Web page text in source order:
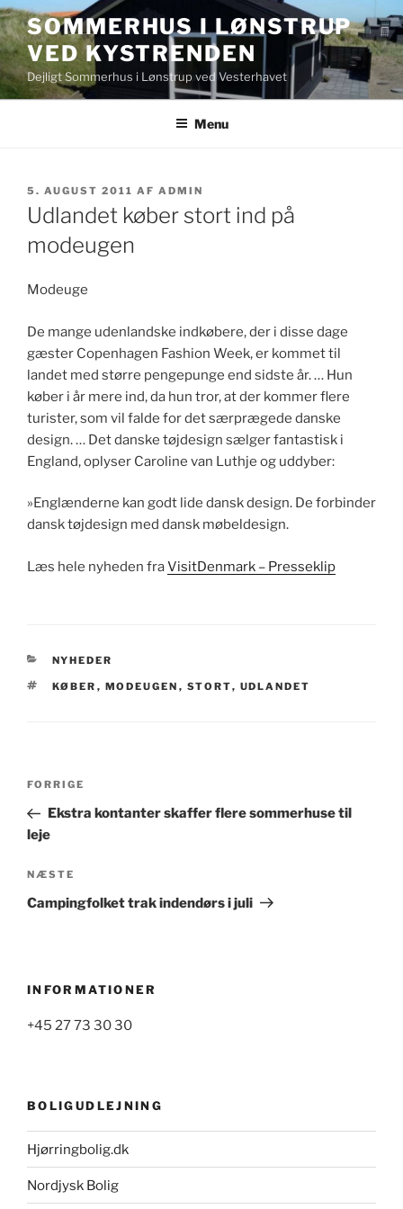
Videre
til
indhold
SOMMERHUS I LØNSTRUP
VED KYSTRENDEN
Dejligt Sommerhus i Lønstrup ved Vesterhavet
Menu
UDGIVET
DEN
5. AUGUST 2011 AF ADMIN
Udlandet køber stort ind på
modeugen
Modeuge
De mange udenlandske indkøbere, der i disse dage
gæster Copenhagen Fashion Week, er kommet til
landet med større pengepunge end sidste år. … Hun
køber i år mere ind, da hun tror, at der kommer flere
turister, som vil falde for det særprægede danske
design. … Det danske tøjdesign sælger fantastisk i
England, oplyser Caroline van Luthje og uddyber:
»Englænderne kan godt lide dansk design. De forbinder
dansk tøjdesign med dansk møbeldesign.
Læs hele nyheden fraVisitDenmark – Presseklip
KATEGORIER
NYHEDER
TAGS
KØBER , MODEUGEN , STORT, UDLANDET
Indlægsnavigation
Forrige
indlæg
FORRIGE
Ekstra kontanter skaffer flere sommerhuse til
leje
Næste
indlæg
NÆSTE
Campingfolket trak indendørs i juli
INFORMATIONER
+45 27 73 30 30
BOLIGUDLEJNING
Hjørringbolig.dk
Nordjysk Bolig